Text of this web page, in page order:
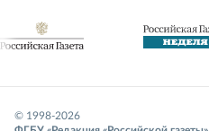
© 1998-2026